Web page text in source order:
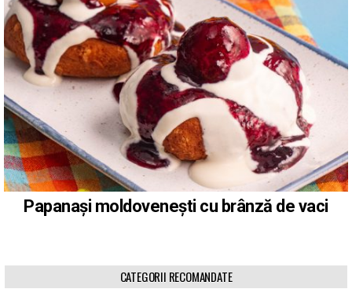
Papanași moldovenești cu brânză de vaci
CATEGORII RECOMANDATE